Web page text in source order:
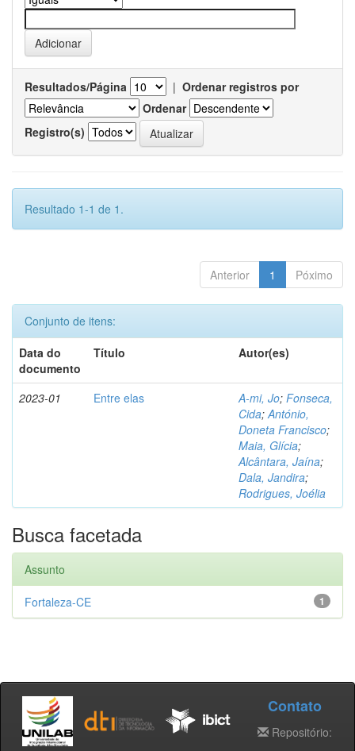
Resultados/Página | Ordenar registros por
Ordenar
Registro(s)
Resultado 1-1 de 1.
Anterior 1 Póximo
Conjunto de itens:
Data do
documento
Título Autor(es)
2023-01 Entre elas A-mi, Jo; Fonseca,
Cida;António,
Doneta Francisco;
Maia, Glícia;
Alcântara, Jaína;
Dala, Jandira;
Rodrigues, Joélia
Busca facetada
Assunto
1
Fortaleza-CE
Contato
Repositório: